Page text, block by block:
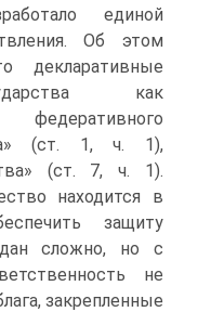
единой
Об этом
декларативные
как
(ст. 1, ч. 1),
(ст. 7, ч. 1).
находится в
защиту
сложно, но с
не
закрепленные